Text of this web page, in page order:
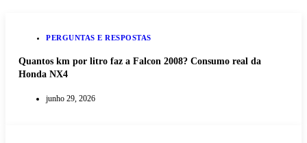
PERGUNTAS E RESPOSTAS
Quantos km por litro faz a Falcon 2008? Consumo real da
Honda NX4
junho 29, 2026